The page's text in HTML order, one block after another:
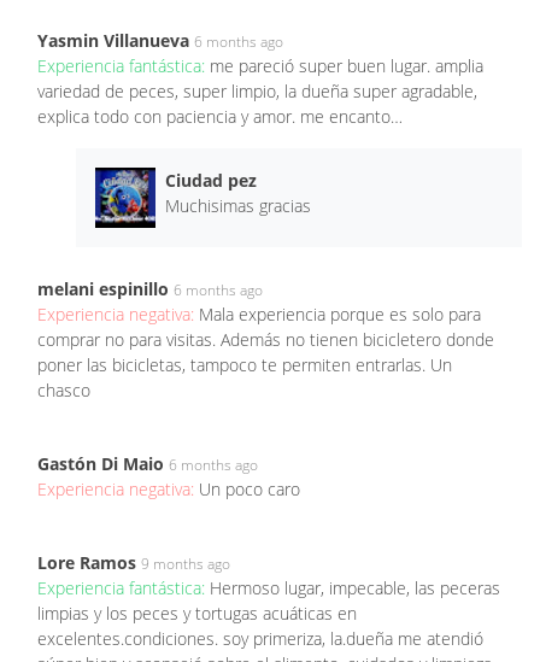
Yasmin Villanueva 6 months ago
Experiencia fantástica: me pareció super buen lugar. amplia
variedad de peces, super limpio, la dueña super agradable,
explica todo con paciencia y amor. me encanto…
Ciudad pez
Muchisimas gracias
melani espinillo 6 months ago
Experiencia negativa: Mala experiencia porque es solo para
comprar no para visitas. Además no tienen bicicletero donde
poner las bicicletas, tampoco te permiten entrarlas. Un
chasco
Gastón Di Maio 6 months ago
Experiencia negativa: Un poco caro
Lore Ramos 9 months ago
Experiencia fantástica: Hermoso lugar, impecable, las peceras
limpias y los peces y tortugas acuáticas en
excelentes.condiciones. soy primeriza, la.dueña me atendió